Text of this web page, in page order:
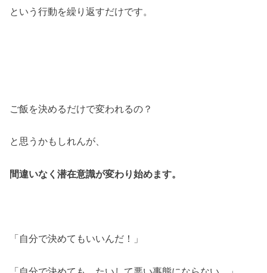
という行動を繰り返すだけです。
ご飯を決めるだけで変われるの？
と思うかもしれんが、
間違いなく潜在意識が変わり始めます。
「自分で決めてもいいんだ！」